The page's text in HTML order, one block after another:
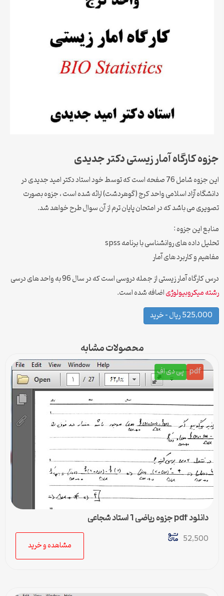
جزوه کارگاه آمار زیستی دکتر جدیدی
این جزوه شامل 76 صفحه است که توسط خود استاد دکتر امید جدیدی در
دانشگاه آزاد اسلامی واحد کرج (گوهردشت) ارائه شده است ، جزوه بصورت
تصویری می باشد که در امتحان پایان ترم از آن سوال طرح خواهد شد.
منابع این جزوه :
تحلیل داده های روانشناسی با برنامه spss
مفاهیم و کاربرد های آمار
درس کارگاه آمار زیستی از جمله دروسی است که در سال 96 به واحد های درسی
رشته میکروبیولوژیاضافه شده است.
525,000 ریال – خرید
محصولات مشابه
pdf پی دی اف
دانلود pdf جزوه ریاضی 1 استاد شجاعی
52,500
مشاهده و خرید